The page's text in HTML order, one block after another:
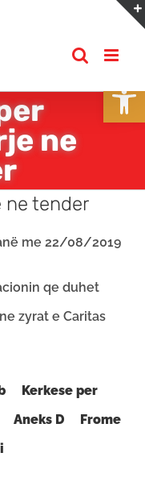
ne
ne tender
me 22/08/2019
qe duhet
zyrat e Caritas
Kerkese per
Aneks D
Frome